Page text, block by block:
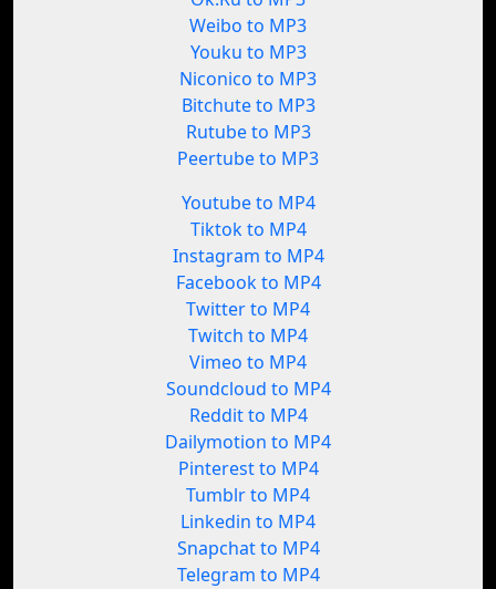
Weibo to MP3
Youku to MP3
Niconico to MP3
Bitchute to MP3
Rutube to MP3
Peertube to MP3
Youtube to MP4
Tiktok to MP4
Instagram to MP4
Facebook to MP4
Twitter to MP4
Twitch to MP4
Vimeo to MP4
Soundcloud to MP4
Reddit to MP4
Dailymotion to MP4
Pinterest to MP4
Tumblr to MP4
Linkedin to MP4
Snapchat to MP4
Telegram to MP4